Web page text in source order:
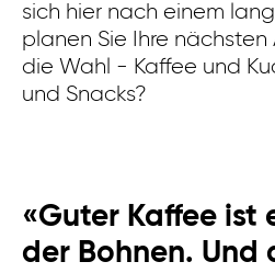
sich hier nach einem
planen Sie Ihre nächsten
die Wahl - Kaffee und
und Snacks?
«Guter Kaffee ist
der Bohnen. Und